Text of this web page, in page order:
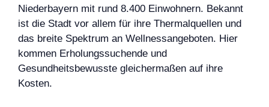
Niederbayern mit rund 8.400 Einwohnern. Bekannt
ist die Stadt vor allem für ihre Thermalquellen und
das breite Spektrum an Wellnessangeboten. Hier
kommen Erholungssuchende und
Gesundheitsbewusste gleichermaßen auf ihre
Kosten.